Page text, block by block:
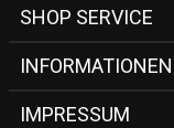
SHOP SERVICE
INFORMATIONEN
IMPRESSUM